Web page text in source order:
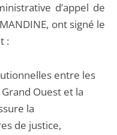
d’appel de
ont signé le
:
entre les
Ouest et la
la
de justice,